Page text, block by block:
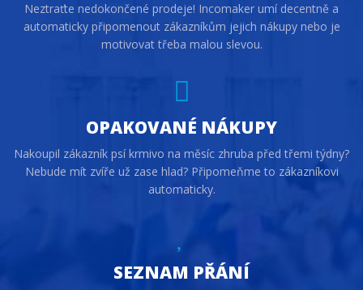
Neztraťte nedokončené prodeje! Incomaker umí decentně a
automaticky připomenout zákazníkům jejich nákupy nebo je
motivovat třeba malou slevou.
OPAKOVANÉ NÁKUPY
Nakoupil zákazník psí krmivo na měsíc zhruba před třemi týdny?
Nebude mít zvíře už zase hlad? Připomeňme to zákazníkovi
automaticky.
SEZNAM PŘÁNÍ